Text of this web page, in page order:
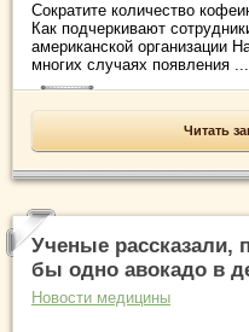
Сократите количество
Как подчеркивают
американской организации
многих случаях появления ...
Читать
Ученые рассказали,
бы одно авокадо в
Новости медицины